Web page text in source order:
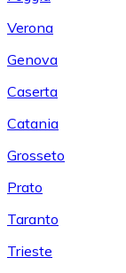
Verona
Genova
Caserta
Catania
Grosseto
Prato
Taranto
Trieste